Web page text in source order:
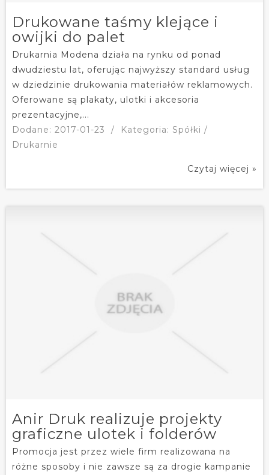
Drukowane taśmy klejące i
owijki do palet
Drukarnia Modena działa na rynku od ponad
dwudziestu lat, oferując najwyższy standard usług
w dziedzinie drukowania materiałów reklamowych.
Oferowane są plakaty, ulotki i akcesoria
prezentacyjne,...
Dodane: 2017-01-23
/
Kategoria: Spółki /
Drukarnie
Czytaj więcej »
Anir Druk realizuje projekty
graficzne ulotek i folderów
Promocja jest przez wiele firm realizowana na
różne sposoby i nie zawsze są za drogie kampanie